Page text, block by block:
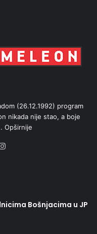
(26.12.1992) program
nikada nije stao, a boje
Opširnije
Bošnjacima u JP